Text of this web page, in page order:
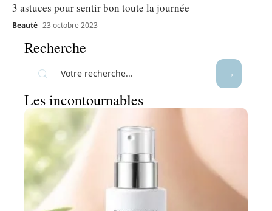
3 astuces pour sentir bon toute la journée
Beauté 23 octobre 2023
Recherche
Les incontournables